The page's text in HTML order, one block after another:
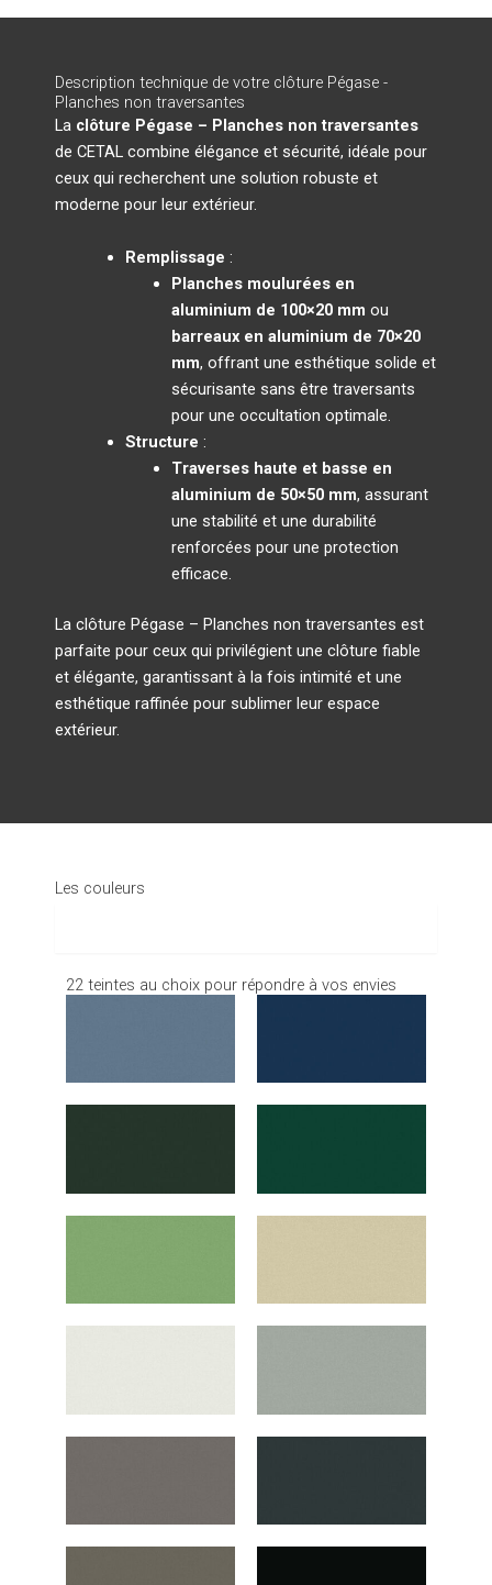
Description technique de votre clôture Pégase -
Planches non traversantes
La clôture Pégase – Planches non traversantes
de CETAL combine élégance et sécurité, idéale pour
ceux qui recherchent une solution robuste et
moderne pour leur extérieur.
Remplissage :
Planches moulurées en
aluminium de 100×20 mm ou
barreaux en aluminium de 70×20
mm, offrant une esthétique solide et
sécurisante sans être traversants
pour une occultation optimale.
Structure :
Traverses haute et basse en
aluminium de 50×50 mm, assurant
une stabilité et une durabilité
renforcées pour une protection
efficace.
La clôture Pégase – Planches non traversantes est
parfaite pour ceux qui privilégient une clôture fiable
et élégante, garantissant à la fois intimité et une
esthétique raffinée pour sublimer leur espace
extérieur.
Les couleurs
22 teintes au choix pour répondre à vos envies